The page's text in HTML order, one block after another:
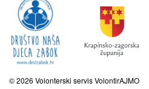
© 2026 Volonterski servis VolontirAJMO